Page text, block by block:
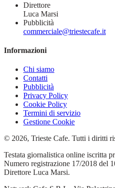
Direttore
Luca Marsi
Pubblicità
commerciale@triestecafe.it
Informazioni
Chi siamo
Contatti
Pubblicità
Privacy Policy
Cookie Policy
Termini di servizio
Gestione Cookie
© 2026, Trieste Cafe. Tutti i diritti
Testata giornalistica online iscritta
Numero registrazione 17/2018 del
Direttore Luca Marsi.